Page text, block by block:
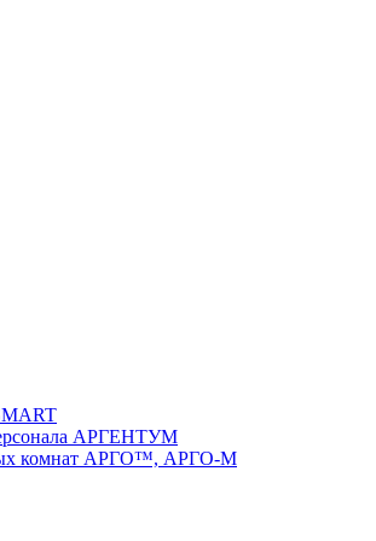
АРГЕНТУМ
комнат АРГО™, АРГО-М